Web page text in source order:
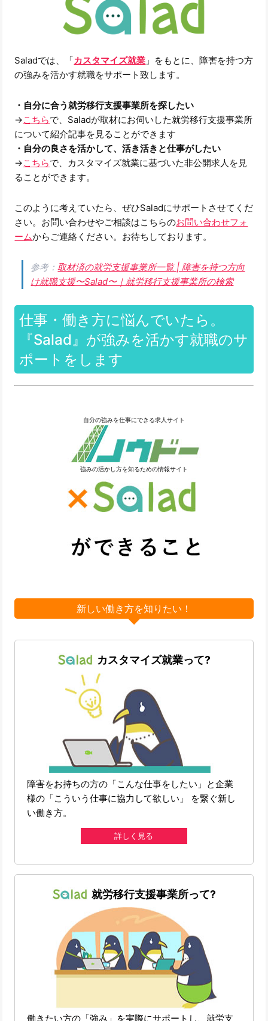
Saladでは、「カスタマイズ就業 」をもとに、障害を持つ方
の強みを活かす就職をサポート致します。
・自分に合う就労移行支援事業所を探したい
→こちらで、Saladが取材にお伺いした就労移行支援事業所
について紹介記事を見ることができます
・自分の良さを活かして、活き活きと仕事がしたい
→こちらで、カスタマイズ就業に基づいた非公開求人を見
ることができます。
このように考えていたら、ぜひSaladにサポートさせてくだ
さい。お問い合わせやご相談はこちらのお問い合わせフォ
ームからご連絡ください。お待ちしております。
参考：取材済の就労支援事業所一覧 | 障害を持つ方向
け就職支援〜Salad〜｜就労移行支援事業所の検索
仕事・働き方に悩んでいたら。
『Salad』が強みを活かす就職のサ
ポートをします
自分の強みを仕事にできる求人サイト
強みの活かし方を知るための情報サイト
新しい働き方を知りたい！
カスタマイズ就業って?
障害をお持ちの方の「こんな仕事をしたい」と企業
様の「こういう仕事に協力して欲しい」 を繋ぐ新し
い働き方。
詳しく見る
就労移行支援事業所って?
働きたい方の「強み」を実際にサポートし、就労支